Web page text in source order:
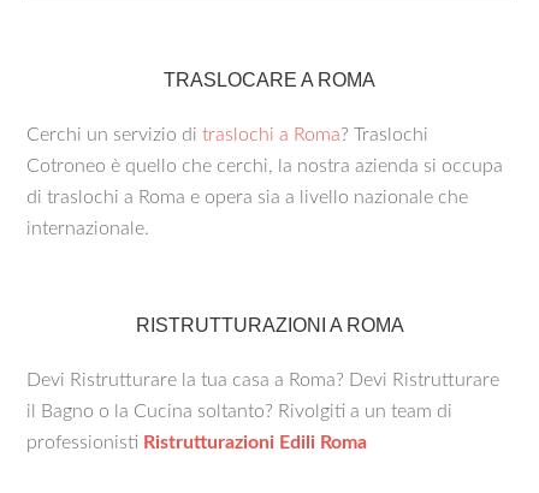
TRASLOCARE A ROMA
Cerchi un servizio ditraslochi a Roma? Traslochi
Cotroneo è quello che cerchi, la nostra azienda si occupa
di traslochi a Roma e opera sia a livello nazionale che
internazionale.
RISTRUTTURAZIONI A ROMA
Devi Ristrutturare la tua casa a Roma? Devi Ristrutturare
il Bagno o la Cucina soltanto? Rivolgiti a un team di
professionisti Ristrutturazioni Edili Roma